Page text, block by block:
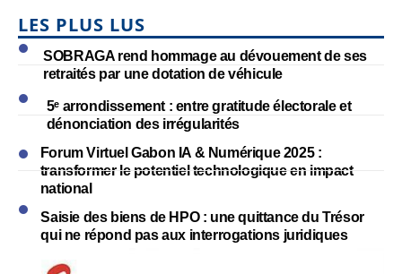
LES PLUS LUS
SOBRAGA rend hommage au dévouement de ses
retraités par une dotation de véhicule
5ᵉ arrondissement : entre gratitude électorale et
dénonciation des irrégularités
Forum Virtuel Gabon IA & Numérique 2025 :
transformer le potentiel technologique en impact
national
Saisie des biens de HPO : une quittance du Trésor
qui ne répond pas aux interrogations juridiques